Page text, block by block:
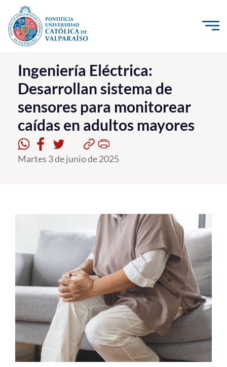
Click acá para ir directamente al contenido
La Universidad
Investigación, Creación e Innovación
PUCV Internacional
Vinculación con el Medio
Admisión
Estudiantes
Académicos
Funcionarios
Alumni
English
Ingeniería Eléctrica:
Desarrollan sistema de
sensores para monitorear
caídas en adultos mayores
Martes 3 de junio de 2025